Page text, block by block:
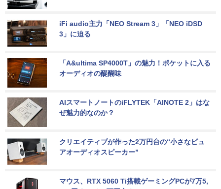
iFi audio主力「NEO Stream 3」「NEO iDSD
3」に迫る
「A&ultima SP4000T」の魅力！ポケットに入る
オーディオの醍醐味
AIスマートノートのiFLYTEK「AINOTE 2」はな
ぜ魅力的なのか？
クリエイティブが作った2万円台の“小さなピュ
アオーディオスピーカー”
マウス、RTX 5060 Ti搭載ゲーミングPCが7万5,